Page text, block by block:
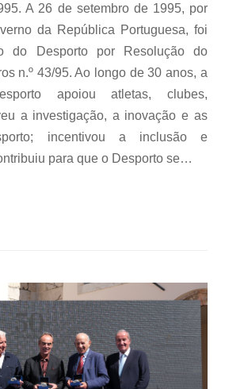
A 26 de setembro de 1995, por
da República Portuguesa, foi
do Desporto por Resolução do
n.º 43/95. Ao longo de 30 anos, a
apoiou atletas, clubes,
a investigação, a inovação e as
incentivou a inclusão e
para que o Desporto se…